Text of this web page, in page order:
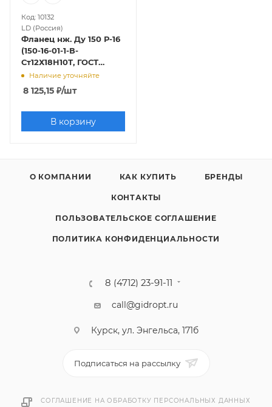
Код: 10132
LD (Россия)
Фланец нж. Ду 150 Р-16
(150-16-01-1-В-
Ст12Х18Н10Т, ГОСТ
33259-2015, Исп.В (1),
Наличие уточняйте
8 125,15 ₽/шт
В корзину
О КОМПАНИИ КАК КУПИТЬ БРЕНДЫ
КОНТАКТЫ
ПОЛЬЗОВАТЕЛЬСКОЕ СОГЛАШЕНИЕ
ПОЛИТИКА КОНФИДЕНЦИАЛЬНОСТИ
8 (4712) 23-91-11
call@gidropt.ru
Курск, ул. Энгельса, 171б
Подписаться на рассылку
СОГЛАШЕНИЕ НА ОБРАБОТКУ ПЕРСОНАЛЬНЫХ ДАННЫХ